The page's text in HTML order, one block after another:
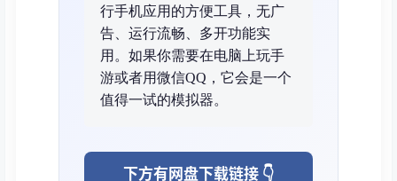
行手机应用的方便工具，无广
告、运行流畅、多开功能实
用。如果你需要在电脑上玩手
游或者用微信QQ，它会是一个
值得一试的模拟器。
下方有网盘下载链接 👇